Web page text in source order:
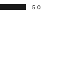
5.0